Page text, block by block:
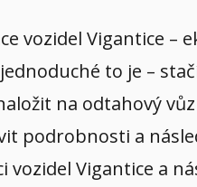
vozidel Vigantice –
to je –
na odtahový
podrobnosti a
vozidel Vigantice a